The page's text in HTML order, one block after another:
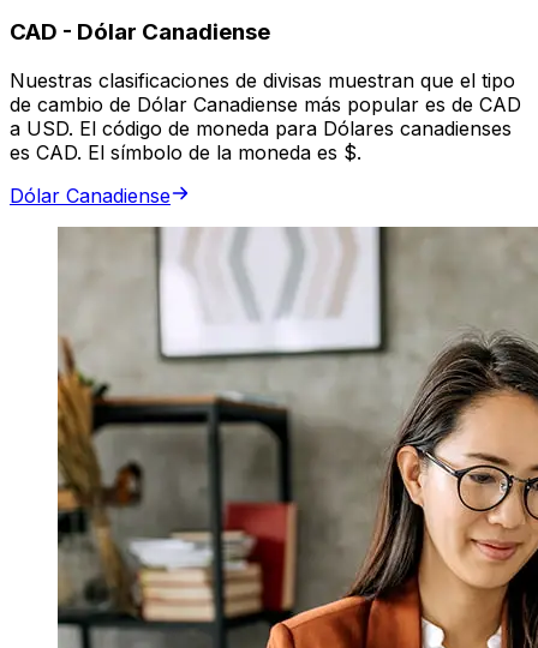
CAD - Dólar Canadiense
Nuestras clasificaciones de divisas muestran que el tipo
de cambio de Dólar Canadiense más popular es de CAD
a USD. El código de moneda para Dólares canadienses
es CAD. El símbolo de la moneda es $.
Dólar Canadiense